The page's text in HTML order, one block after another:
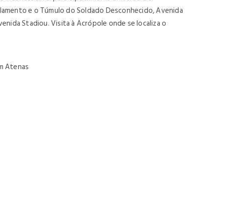
e o Túmulo do Soldado Desconhecido, Avenida
Stadiou. Visita à Acrópole onde se localiza o
Atenas